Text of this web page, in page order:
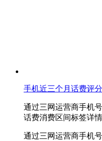
手机近三个月话费评分
通过三网运营商手机
话费消费区间标签详情
通过三网运营商手机